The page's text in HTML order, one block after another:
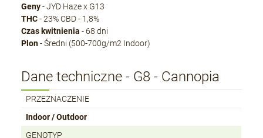
Geny- JYD Haze x G13
THC- 23% CBD - 1,8%
Czas kwitnienia - 68 dni
Plon- Średni (500-700g/m2 Indoor)
Dane techniczne - G8 - Cannopia
PRZEZNACZENIE
Indoor / Outdoor
GENOTYP